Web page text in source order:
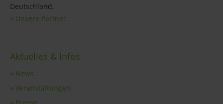
Deutschland.
» Unsere Partner
Aktuelles & Infos
» News
» Veranstaltungen